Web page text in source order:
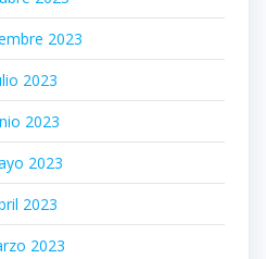
2023
2023
2023
2023
2023
2023